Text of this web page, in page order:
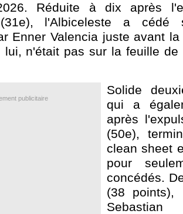
Réduite à dix après
(31e), l'Albiceleste a cédé
Enner Valencia juste avant
lui, n'était pas sur la feuille de
publicitaire
Solide
qui a
après
(50e),
clean sheet
pour
concédés.
(38 points),